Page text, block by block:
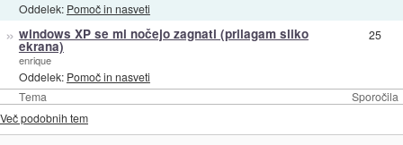
Tema Sporočila
Oddelek: Pomoč in nasveti
» windows XP se mi nočejo zagnati (prilagam sliko
ekrana)
enrique
Oddelek: Pomoč in nasveti
25
Več podobnih tem